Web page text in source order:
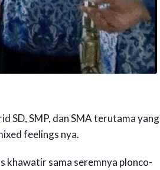
SD, SMP, dan SMA terutama yang
feelings nya.
khawatir sama seremnya plonco-